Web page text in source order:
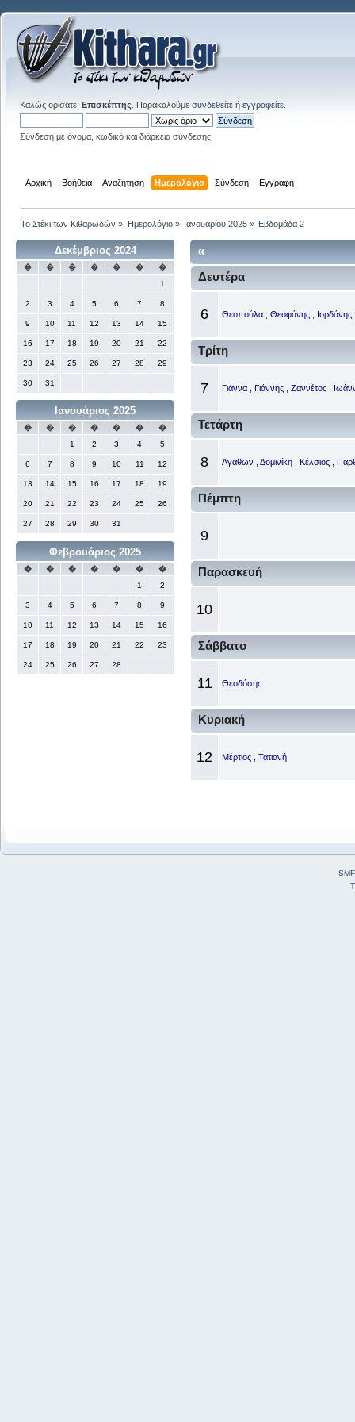
Καλώς ορίσατε, Επισκέπτης . Παρακαλούμε συνδεθείτε ή εγγραφείτε
Σύνδεση με όνομα, κωδικό και διάρκεια σύνδεσης
Αρχική Βοήθεια Αναζήτηση Ημερολόγιο Σύνδεση Εγγραφή
Το Στέκι των Κιθαρωδών » Ημερολόγιο» Ιανουαρίου 2025» Εβδομάδα 2
Δεκέμβριος 2024
� � � � � �
�
1
2 3 4 5 6 7 8
9 10 11 12 13 14 15
16 17 18 19 20 21 22
23 24 25 26 27 28 29
30 31
Ιανουάριος 2025
� � � � � �
�
1
2 3 4 5
6 7 8 9 10 11 12
13 14 15 16 17 18 19
20 21 22 23 24 25 26
27 28 29 30 31
Φεβρουάριος 2025
� � � � � �
�
1
2
3 4 5 6 7 8 9
10 11 12 13 14 15 16
17 18 19 20 21 22 23
24 25 26 27 28
«
Δευτέρα
6 Θεοπούλα , Θεοφάνης , Ιορδάνης
Τρίτη
7 Γιάννα , Γιάννης , Ζαννέτος ,
Τετάρτη
8 Αγάθων , Δομινίκη , Κέλσιος ,
Πέμπτη
9
Παρασκευή
10
Σάββατο
11 Θεοδόσης
Κυριακή
12 Μέρτιος , Τατιανή